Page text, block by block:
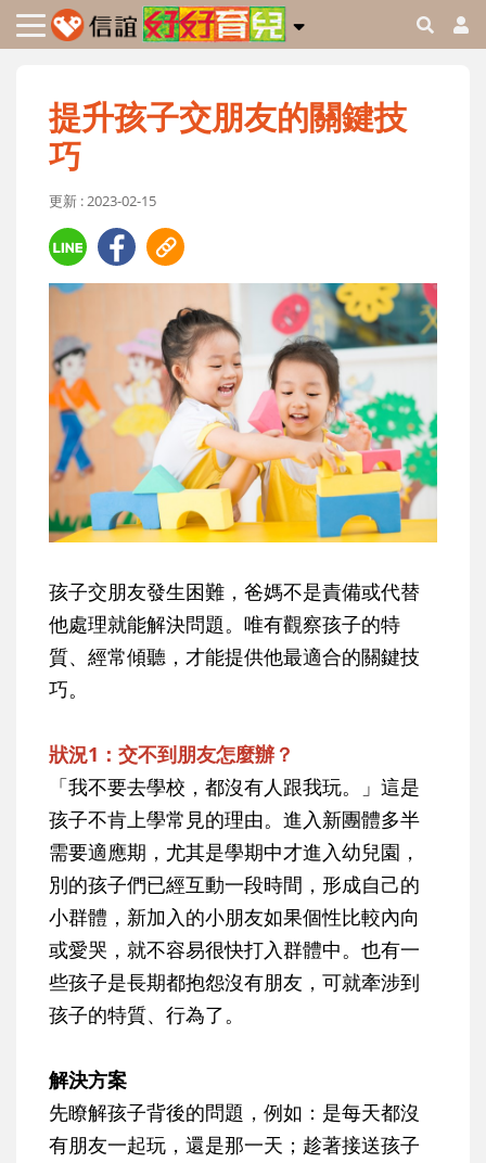
提升孩子交朋友的關鍵技
巧
更新 : 2023-02-15
孩子交朋友發生困難，爸媽不是責備或代替
他處理就能解決問題。唯有觀察孩子的特
質、經常傾聽，才能提供他最適合的關鍵技
巧。
狀況1：交不到朋友怎麼辦？
「我不要去學校，都沒有人跟我玩。」這是
孩子不肯上學常見的理由。進入新團體多半
需要適應期，尤其是學期中才進入幼兒園，
別的孩子們已經互動一段時間，形成自己的
小群體，新加入的小朋友如果個性比較內向
或愛哭，就不容易很快打入群體中。也有一
些孩子是長期都抱怨沒有朋友，可就牽涉到
孩子的特質、行為了。
解決方案
先瞭解孩子背後的問題，例如：是每天都沒
有朋友一起玩，還是那一天；趁著接送孩子